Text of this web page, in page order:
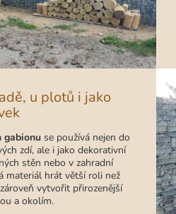
u plotů i jako
gabionu se používá nejen do
zdí, ale i jako dekorativní
stěn nebo v zahradní
materiál hrát větší roli než
vytvořit přirozenější
a okolím.